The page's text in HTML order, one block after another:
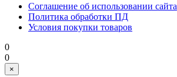
Соглашение об использовании сайта
Политика обработки ПД
Условия покупки товаров
0
0
×